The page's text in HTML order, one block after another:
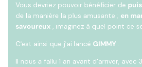
Vous devriez pouvoir bénéficier de
de la manière la plus amusante ; en
savoureux , imaginez à quel point ce
C'est ainsi que j'ai lancé GIMMY .
Il nous a fallu 1 an avant d'arriver, avec